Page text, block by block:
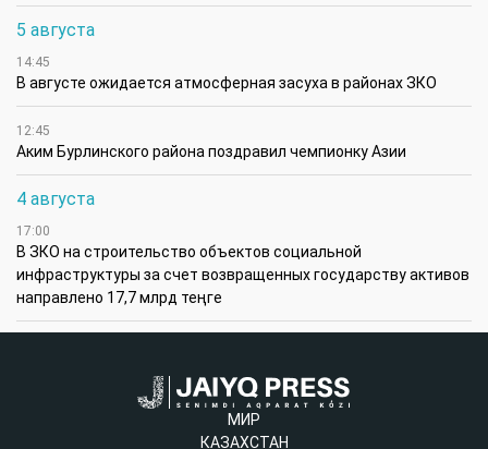
5 августа
14:45
В августе ожидается атмосферная засуха в районах ЗКО
12:45
Аким Бурлинского района поздравил чемпионку Азии
4 августа
17:00
В ЗКО на строительство объектов социальной
инфраструктуры за счет возвращенных государству активов
направлено 17,7 млрд теңге
МИР
КАЗАХСТАН